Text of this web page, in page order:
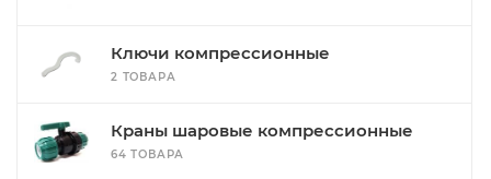
Ключи компрессионные
2 ТОВАРА
Краны шаровые компрессионные
64 ТОВАРА